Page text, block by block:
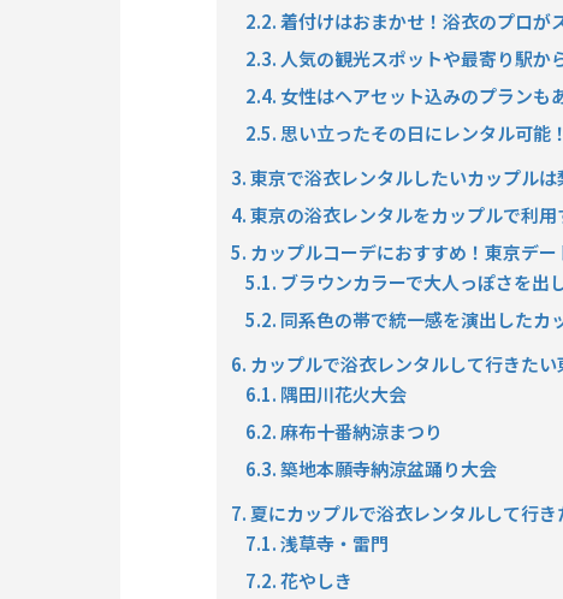
2.2. 着付けはおまかせ！浴衣のプロが
2.3. 人気の観光スポットや最寄り駅か
2.4. 女性はヘアセット込みのプランも
2.5. 思い立ったその日にレンタル可能
3. 東京で浴衣レンタルしたいカップル
4. 東京の浴衣レンタルをカップルで利
5. カップルコーデにおすすめ！東京デ
5.1. ブラウンカラーで大人っぽさを出
5.2. 同系色の帯で統一感を演出したカ
6. カップルで浴衣レンタルして行きた
6.1. 隅田川花火大会
6.2. 麻布十番納涼まつり
6.3. 築地本願寺納涼盆踊り大会
7. 夏にカップルで浴衣レンタルして行
7.1. 浅草寺・雷門
7.2. 花やしき